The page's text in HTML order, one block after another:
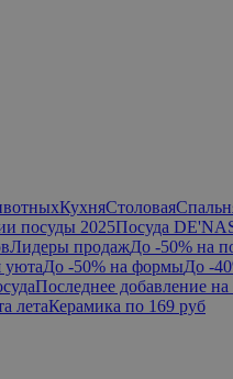
КухняСтоловая
посуды 2025Посуда
Лидеры продажДо -50% на
уютаДо -50% на формыДо -
Последнее добавление на
летаКерамика по 169 руб